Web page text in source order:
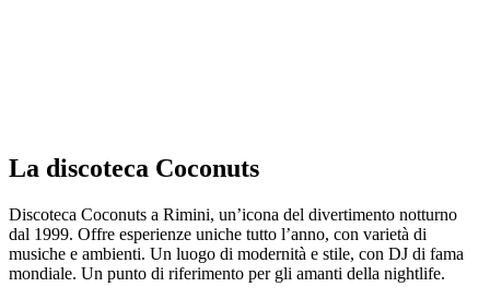
La discoteca Coconuts
Discoteca Coconuts a Rimini, un’icona del divertimento notturno
dal 1999. Offre esperienze uniche tutto l’anno, con varietà di
musiche e ambienti. Un luogo di modernità e stile, con DJ di fama
mondiale. Un punto di riferimento per gli amanti della nightlife.